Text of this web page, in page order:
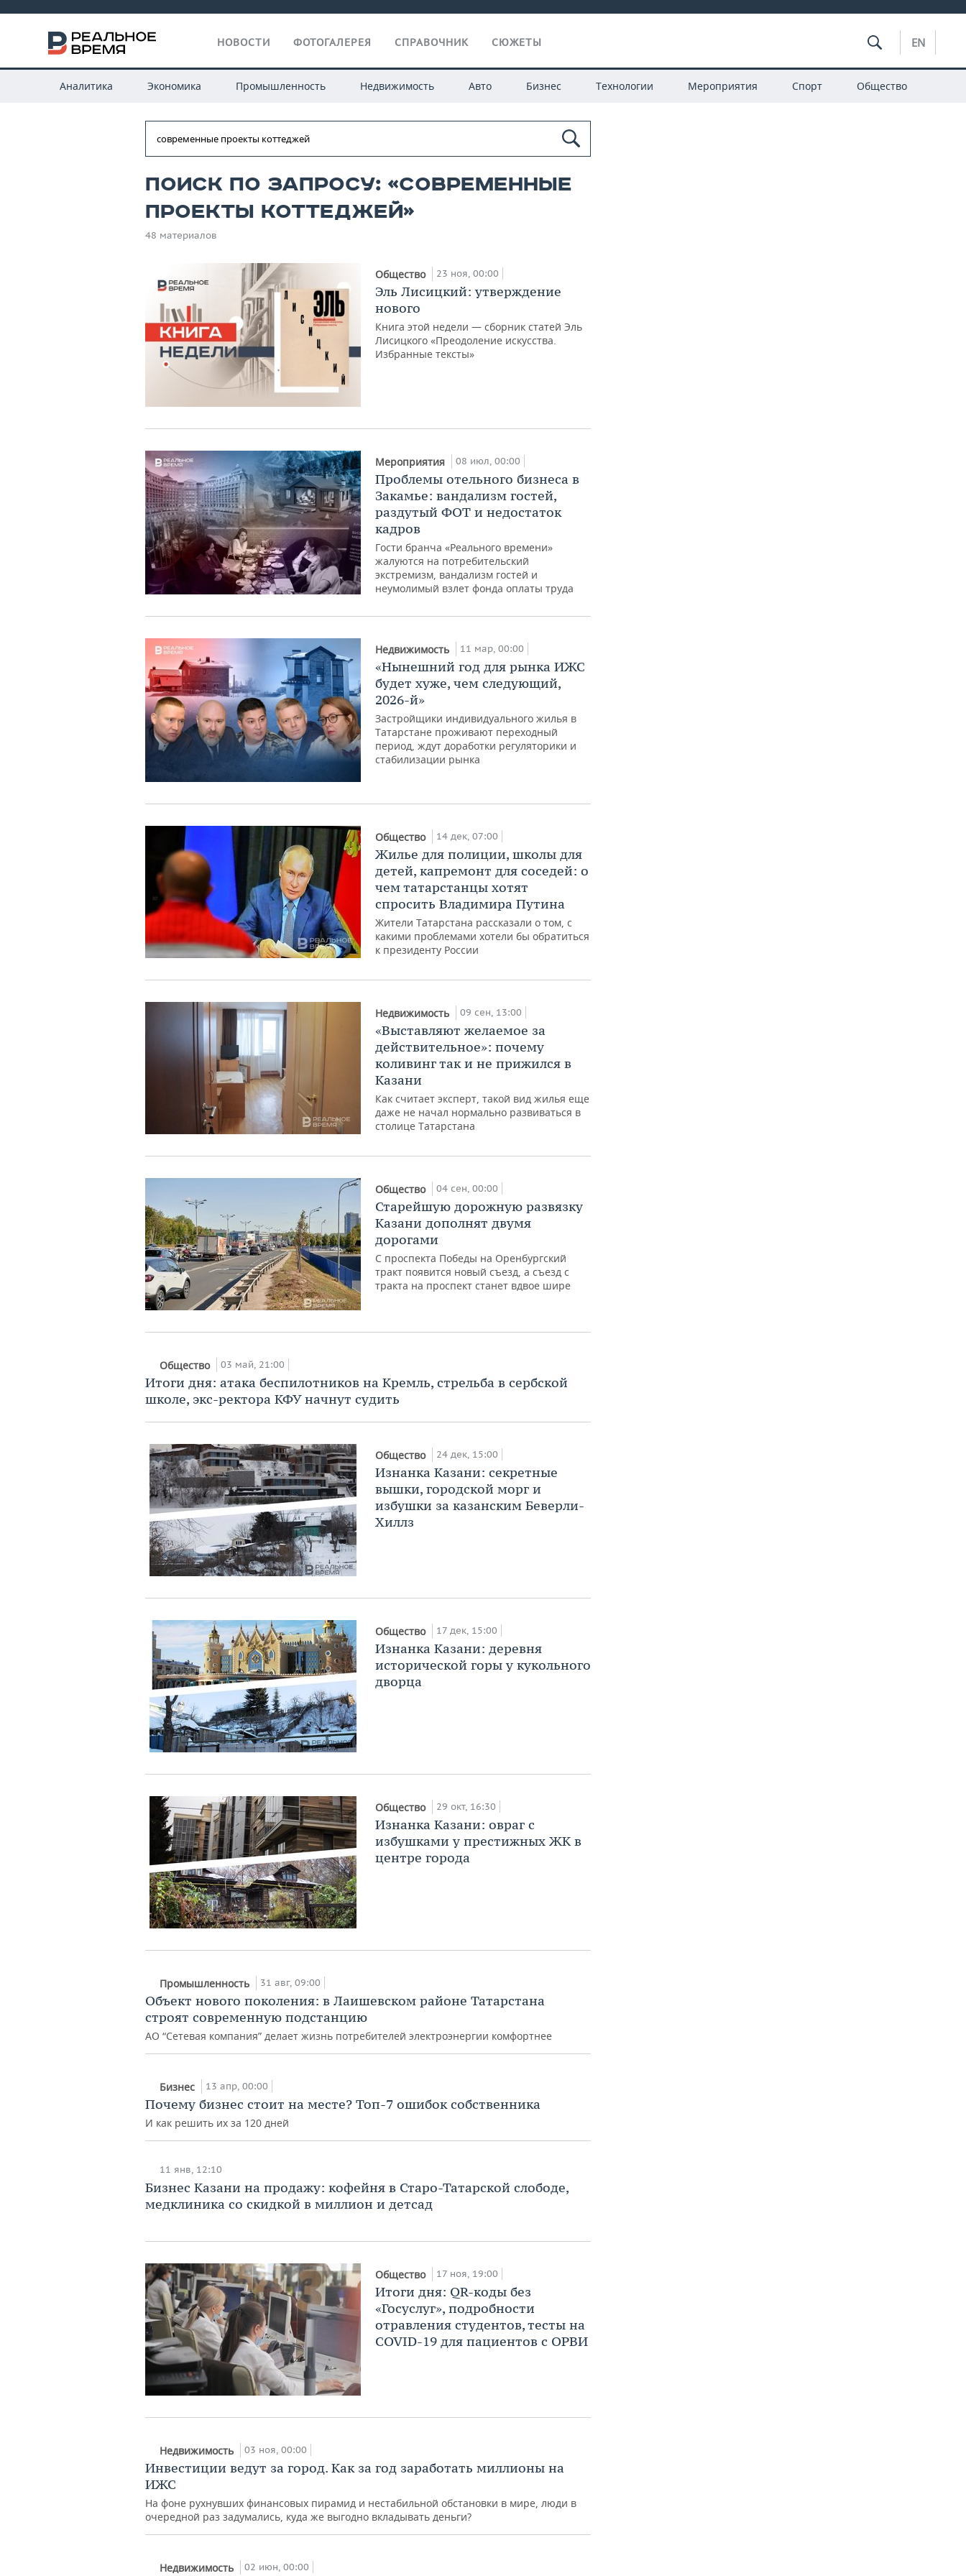
НОВОСТИ ФОТОГАЛЕРЕЯ СПРАВОЧНИК СЮЖЕТЫ EN
Аналитика Экономика Промышленность Недвижимость Авто Бизнес Технологии Мероприятия Спорт Общество
Поиск по запросу: «современные
проекты коттеджей»
48 материалов
Общество 23 ноя, 00:00
Эль Лисицкий: утверждение
нового
Книга этой недели — сборник статей Эль
Лисицкого «Преодоление искусства.
Избранные тексты»
Мероприятия 08 июл, 00:00
Проблемы отельного бизнеса в
Закамье: вандализм гостей,
раздутый ФОТ и недостаток
кадров
Гости бранча «Реального времени»
жалуются на потребительский
экстремизм, вандализм гостей и
неумолимый взлет фонда оплаты труда
Недвижимость 11 мар, 00:00
«Нынешний год для рынка ИЖС
будет хуже, чем следующий,
2026-й»
Застройщики индивидуального жилья в
Татарстане проживают переходный
период, ждут доработки регуляторики и
стабилизации рынка
Общество 14 дек, 07:00
Жилье для полиции, школы для
детей, капремонт для соседей: о
чем татарстанцы хотят
спросить Владимира Путина
Жители Татарстана рассказали о том, с
какими проблемами хотели бы обратиться
к президенту России
Недвижимость 09 сен, 13:00
«Выставляют желаемое за
действительное»: почему
коливинг так и не прижился в
Казани
Как считает эксперт, такой вид жилья еще
даже не начал нормально развиваться в
столице Татарстана
Общество 04 сен, 00:00
Старейшую дорожную развязку
Казани дополнят двумя
дорогами
С проспекта Победы на Оренбургский
тракт появится новый съезд, а съезд с
тракта на проспект станет вдвое шире
Общество 03 май, 21:00
Итоги дня: атака беспилотников на Кремль, стрельба в сербской
школе, экс-ректора КФУ начнут судить
Общество 24 дек, 15:00
Изнанка Казани: секретные
вышки, городской морг и
избушки за казанским Беверли-
Хиллз
Общество 17 дек, 15:00
Изнанка Казани: деревня
исторической горы у кукольного
дворца
Общество 29 окт, 16:30
Изнанка Казани: овраг с
избушками у престижных ЖК в
центре города
Промышленность 31 авг, 09:00
Объект нового поколения: в Лаишевском районе Татарстана
строят современную подстанцию
АО “Сетевая компания” делает жизнь потребителей электроэнергии комфортнее
Бизнес 13 апр, 00:00
Почему бизнес стоит на месте? Топ-7 ошибок собственника
И как решить их за 120 дней
11 янв, 12:10
Бизнес Казани на продажу: кофейня в Старо-Татарской слободе,
медклиника со скидкой в миллион и детсад
Общество 17 ноя, 19:00
Итоги дня: QR-коды без
«Госуслуг», подробности
отравления студентов, тесты на
COVID-19 для пациентов с ОРВИ
Недвижимость 03 ноя, 00:00
Инвестиции ведут за город. Как за год заработать миллионы на
ИЖС
На фоне рухнувших финансовых пирамид и нестабильной обстановки в мире, люди в
очередной раз задумались, куда же выгодно вкладывать деньги?
Недвижимость 02 июн, 00:00